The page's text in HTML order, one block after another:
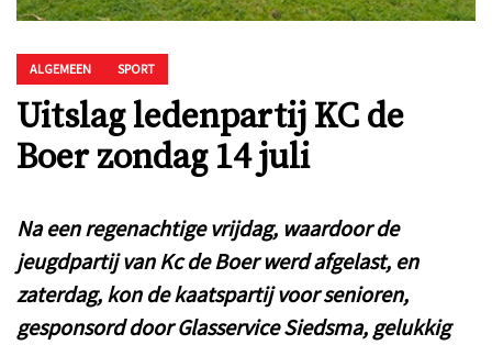
ALGEMEEN SPORT
Uitslag ledenpartij KC de
Boer zondag 14 juli
Na een regenachtige vrijdag, waardoor de
jeugdpartij van Kc de Boer werd afgelast, en
zaterdag, kon de kaatspartij voor senioren,
gesponsord door Glasservice Siedsma, gelukkig